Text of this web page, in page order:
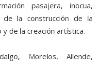
pasajera, inocua,
la construcción de la
de la creación artística.
Morelos, Allende,